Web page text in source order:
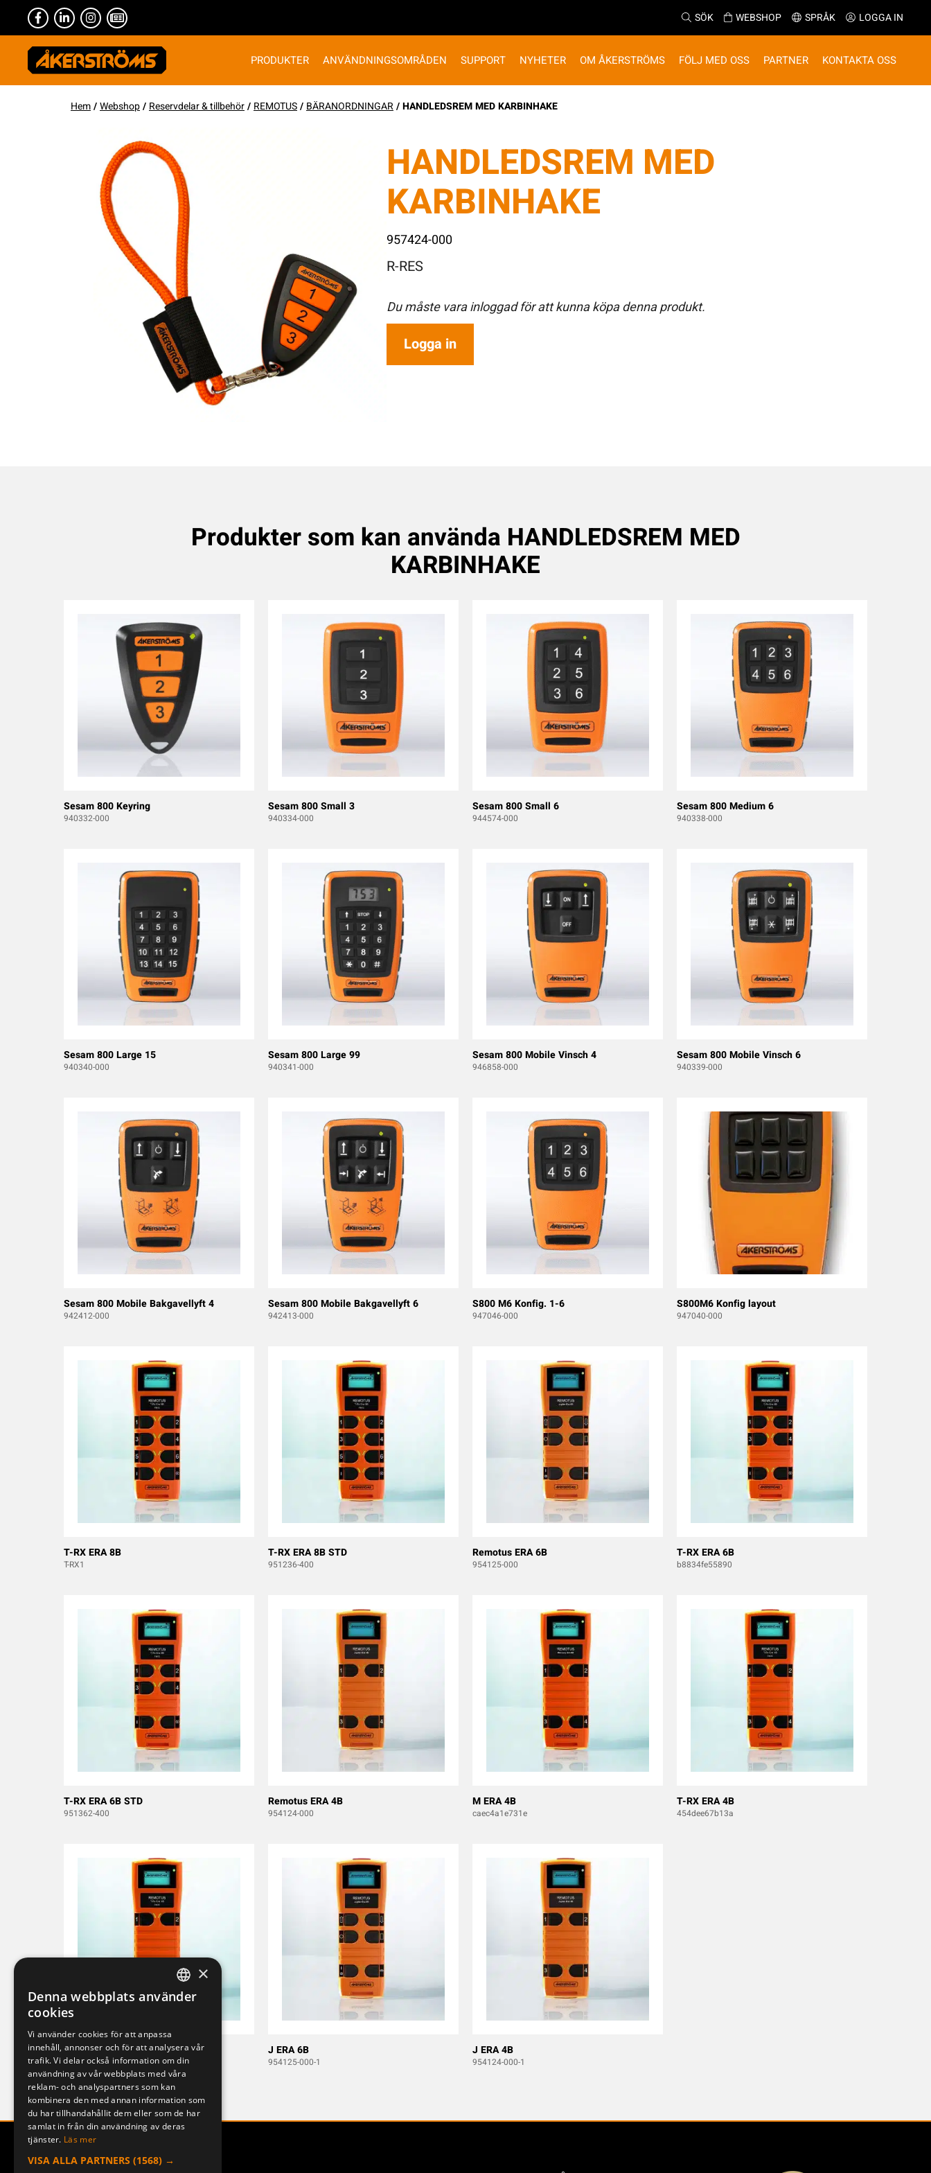
SÖK WEBSHOP SPRÅK LOGGA IN
PRODUKTER ANVÄNDNINGSOMRÅDEN SUPPORT NYHETER OM ÅKERSTRÖMS FÖLJ MED OSS PARTNER KONTAKTA OSS
Hem/Webshop/ Reservdelar & tillbehör/ REMOTUS/ BÄRANORDNINGAR/ HANDLEDSREM MED KARBINHAKE
HANDLEDSREM MED
KARBINHAKE
957424-000
R-RES
Du måste vara inloggad för att kunna köpa denna produkt.
Logga in
Produkter som kan använda HANDLEDSREM MED
KARBINHAKE
Sesam 800 Keyring
940332-000
Sesam 800 Small 3
940334-000
Sesam 800 Small 6
944574-000
Sesam 800 Medium 6
940338-000
Sesam 800 Large 15
940340-000
Sesam 800 Large 99
940341-000
Sesam 800 Mobile Vinsch 4
946858-000
Sesam 800 Mobile Vinsch 6
940339-000
Sesam 800 Mobile Bakgavellyft 4
942412-000
Sesam 800 Mobile Bakgavellyft 6
942413-000
S800 M6 Konfig. 1-6
947046-000
S800M6 Konfig layout
947040-000
T-RX ERA 8B
T-RX1
T-RX ERA 8B STD
951236-400
Remotus ERA 6B
954125-000
T-RX ERA 6B
b8834fe55890
T-RX ERA 6B STD
951362-400
Remotus ERA 4B
954124-000
M ERA 4B
caec4a1e731e
T-RX ERA 4B
454dee67b13a
T-RX ERA 4B STD
951363-400
J ERA 6B
954125-000-1
J ERA 4B
954124-000-1
SWEDISH
DEUTSCH
×
Denna webbplats använder
cookies
Vi använder cookies för att anpassa
innehåll, annonser och för att analysera vår
trafik. Vi delar också information om din
användning av vår webbplats med våra
reklam- och analyspartners som kan
kombinera den med annan information som
du har tillhandahållit dem eller som de har
samlat in från din användning av deras
tjänster. Läs mer
VISA ALLA PARTNERS (1568) →